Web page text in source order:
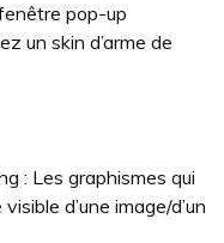
pop-up
un skin d’arme de
: Les graphismes qui
d’une image/d’un